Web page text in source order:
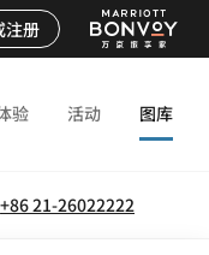
注册
验 活动 图库
+86 21-26022222